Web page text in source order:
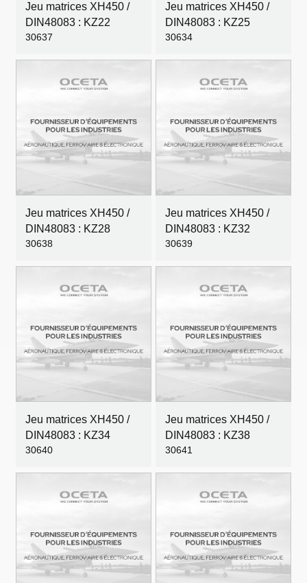
Jeu matrices XH450 /
DIN48083 : KZ22
30637
Jeu matrices XH450 /
DIN48083 : KZ25
30634
Jeu matrices XH450 /
DIN48083 : KZ28
30638
Jeu matrices XH450 /
DIN48083 : KZ32
30639
Jeu matrices XH450 /
DIN48083 : KZ34
30640
Jeu matrices XH450 /
DIN48083 : KZ38
30641